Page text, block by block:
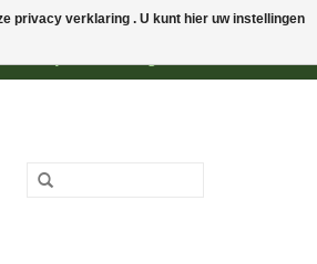
privacy verklaring . U kunt hier uw instellingen